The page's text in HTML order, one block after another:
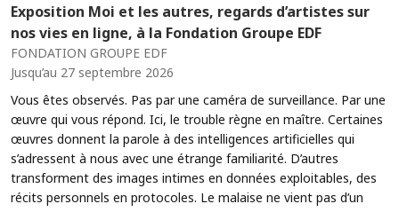
Exposition Moi et les autres, regards d’artistes sur
nos vies en ligne, à la Fondation Groupe EDF
FONDATION GROUPE EDF
Jusqu’au 27 septembre 2026
Vous êtes observés. Pas par une caméra de surveillance. Par une
œuvre qui vous répond. Ici, le trouble règne en maître. Certaines
œuvres donnent la parole à des intelligences artificielles qui
s’adressent à nous avec une étrange familiarité. D’autres
transforment des images intimes en données exploitables, des
récits personnels en protocoles. Le malaise ne vient pas d’un